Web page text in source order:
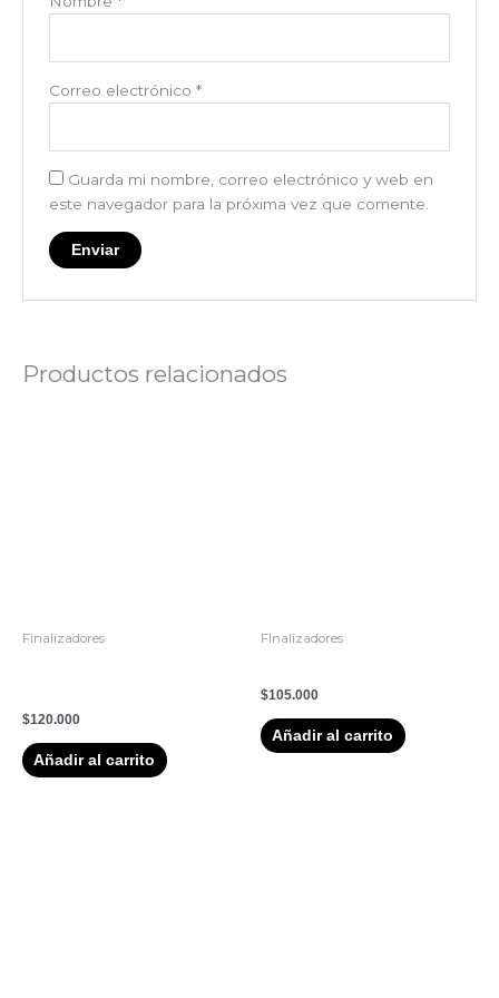
Correo electrónico *
Guarda mi nombre, correo electrónico y web en
este navegador para la próxima vez que comente.
Productos relacionados
Finalizadores
$120.000
Añadir al carrito
FInalizadores
$105.000
Añadir al carrito